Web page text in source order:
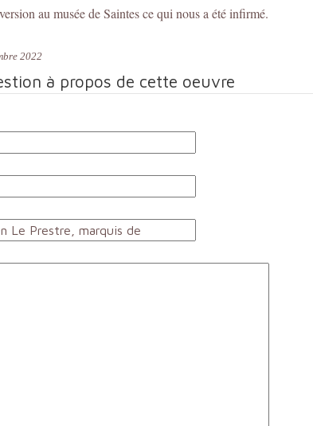
au musée de Saintes ce qui nous a été infirmé.
2022
à propos de cette oeuvre